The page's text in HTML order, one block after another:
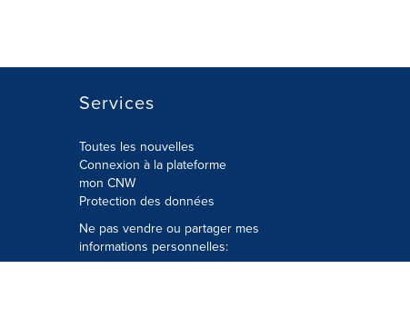
Services
Toutes les nouvelles
Connexion à la plateforme
mon CNW
Protection des données
Ne pas vendre ou partager mes
informations personnelles: